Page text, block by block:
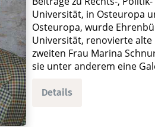
Universität, in Osteuropa
Osteuropa, wurde
Universität, renovierte
zweiten Frau Marina
sie unter anderem eine
Details